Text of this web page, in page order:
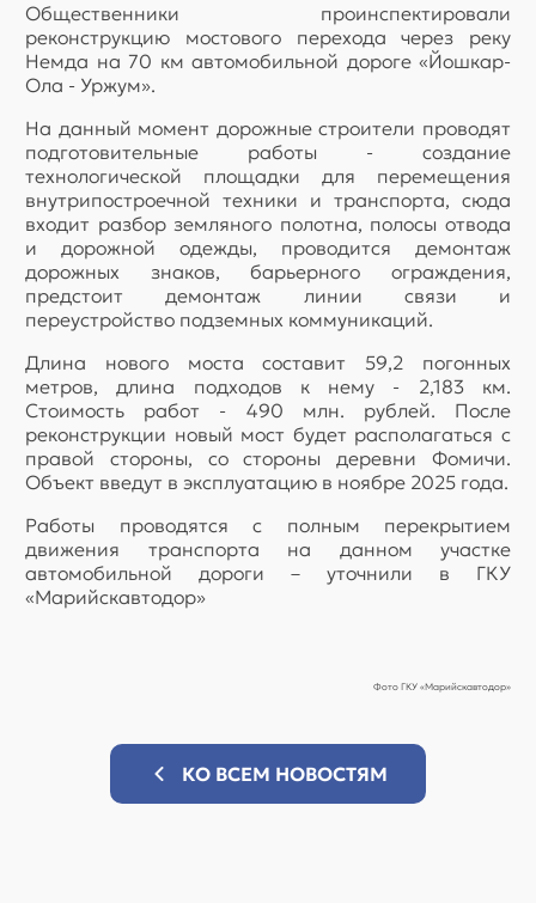
Общественники проинспектировали
реконструкцию мостового перехода через реку
Немда на 70 км автомобильной дороге «Йошкар-
Ола - Уржум».
На данный момент дорожные строители проводят
подготовительные работы - создание
технологической площадки для перемещения
внутрипостроечной техники и транспорта, сюда
входит разбор земляного полотна, полосы отвода
и дорожной одежды, проводится демонтаж
дорожных знаков, барьерного ограждения,
предстоит демонтаж линии связи и
переустройство подземных коммуникаций.
Длина нового моста составит 59,2 погонных
метров, длина подходов к нему - 2,183 км.
Стоимость работ - 490 млн. рублей. После
реконструкции новый мост будет располагаться с
правой стороны, со стороны деревни Фомичи.
Объект введут в эксплуатацию в ноябре 2025 года.
Работы проводятся с полным перекрытием
движения транспорта на данном участке
автомобильной дороги – уточнили в ГКУ
«Марийскавтодор»
Фото ГКУ «Марийскавтодор»
КО ВСЕМ НОВОСТЯМ